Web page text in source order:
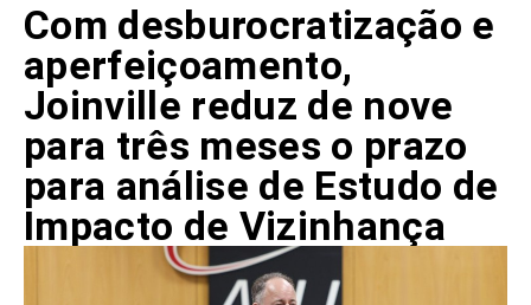
Com desburocratização e
aperfeiçoamento,
Joinville reduz de nove
para três meses o prazo
para análise de Estudo de
Impacto de Vizinhança